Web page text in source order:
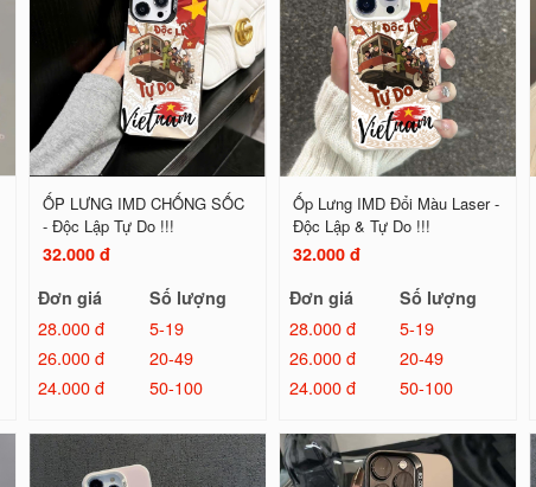
ỐP LƯNG IMD CHỐNG SỐC
- Độc Lập Tự Do !!!
32.000 đ
Đơn giá
Số lượng
28.000 đ
5-19
26.000 đ
20-49
24.000 đ
50-100
Ốp Lưng IMD Đổi Màu Laser -
Độc Lập & Tự Do !!!
32.000 đ
Đơn giá
Số lượng
28.000 đ
5-19
26.000 đ
20-49
24.000 đ
50-100